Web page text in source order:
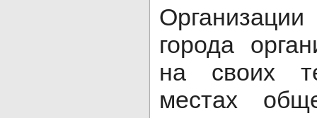
города
на своих
местах